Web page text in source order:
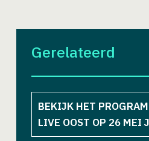
Gerelateerd
BEKIJK HET
LIVE OOST OP 26 MEI